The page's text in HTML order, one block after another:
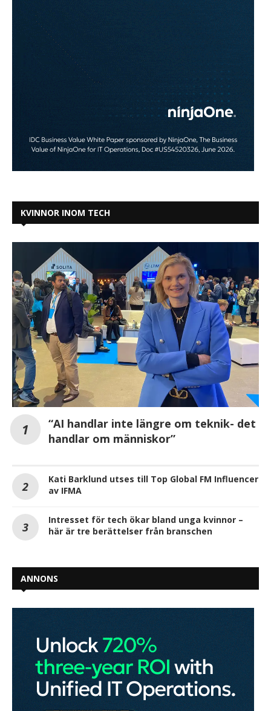
KVINNOR INOM TECH
“AI handlar inte längre om teknik- det
handlar om människor”
Kati Barklund utses till Top Global FM Influencer
av IFMA
Intresset för tech ökar bland unga kvinnor –
här är tre berättelser från branschen
ANNONS